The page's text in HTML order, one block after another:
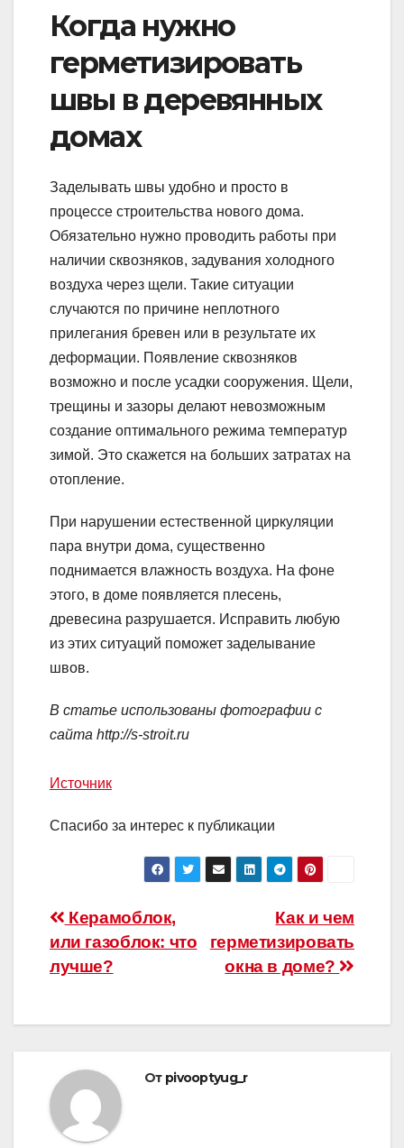
Когда нужно
герметизировать
швы в деревянных
домах
Заделывать швы удобно и просто в
процессе строительства нового дома.
Обязательно нужно проводить работы при
наличии сквозняков, задувания холодного
воздуха через щели. Такие ситуации
случаются по причине неплотного
прилегания бревен или в результате их
деформации. Появление сквозняков
возможно и после усадки сооружения. Щели,
трещины и зазоры делают невозможным
создание оптимального режима температур
зимой. Это скажется на больших затратах на
отопление.
При нарушении естественной циркуляции
пара внутри дома, существенно
поднимается влажность воздуха. На фоне
этого, в доме появляется плесень,
древесина разрушается. Исправить любую
из этих ситуаций поможет заделывание
швов.
В статье использованы фотографии с
сайта http://s-stroit.ru
Источник
Спасибо за интерес к публикации
Навигация
по
Как и чем
герметизировать
окна в доме?
Керамоблок,
или газоблок: что
лучше?
От pivooptyug_r